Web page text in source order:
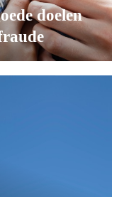
doelen